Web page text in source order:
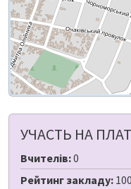
УЧАСТЬ НА
Вчителів:0
Рейтинг закладу: